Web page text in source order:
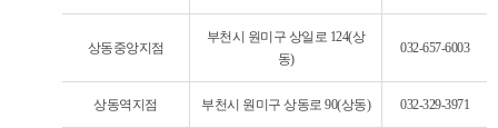
상동중앙지점
부천시 원미구 상일로 124(상
동)
032-657-6003
상동역지점 부천시 원미구 상동로 90(상동) 032-329-3971